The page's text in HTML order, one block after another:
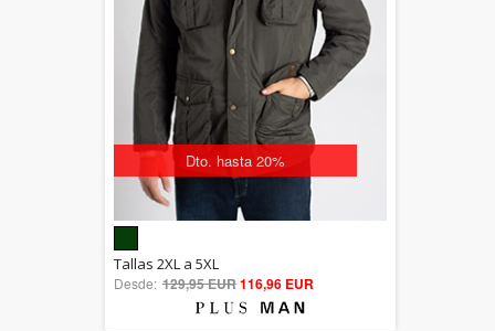
Dto. hasta 20%
5.00
out of 5
Tallas 2XL a 5XL
Desde: 129,95 EUR116,96 EUR